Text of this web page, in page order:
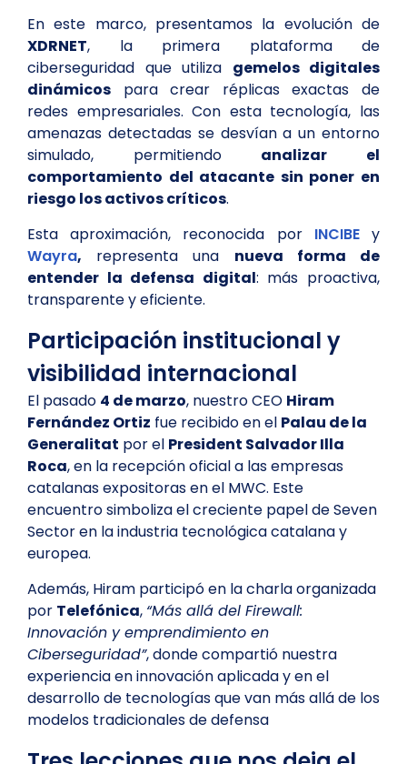
En este marco, presentamos la evolución de
XDRNET, la primera plataforma de
ciberseguridad que utiliza gemelos digitales
dinámicos para crear réplicas exactas de
redes empresariales. Con esta tecnología, las
amenazas detectadas se desvían a un entorno
simulado, permitiendo analizar el
comportamiento del atacante sin poner en
riesgo los activos críticos.
Esta aproximación, reconocida por INCIBEy
Wayra, representa una nueva forma de
entender la defensa digital: más proactiva,
transparente y eficiente.
Participación institucional y
visibilidad internacional
El pasado 4 de marzo, nuestro CEO Hiram
Fernández Ortiz fue recibido en el Palau de la
Generalitat por el President Salvador Illa
Roca, en la recepción oficial a las empresas
catalanas expositoras en el MWC. Este
encuentro simboliza el creciente papel de Seven
Sector en la industria tecnológica catalana y
europea.
Además, Hiram participó en la charla organizada
por Telefónica, “Más allá del Firewall:
Innovación y emprendimiento en
Ciberseguridad”, donde compartió nuestra
experiencia en innovación aplicada y en el
desarrollo de tecnologías que van más allá de los
modelos tradicionales de defensa